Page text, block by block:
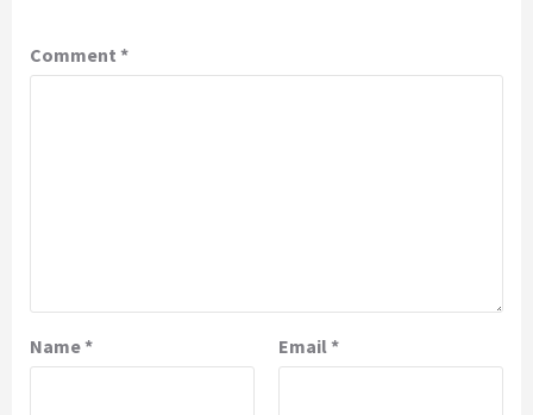
Comment *
Name* Email *